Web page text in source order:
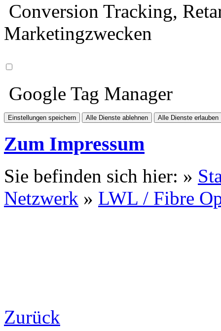
Conversion Tracking,
Marketingzwecken
Google Tag Manager
Einstellungen speichern Alle Dienste ablehnen Alle Dienste erlauben
Zum Impressum
Sie befinden sich hier: »
Netzwerk » LWL / Fibre
Zurück